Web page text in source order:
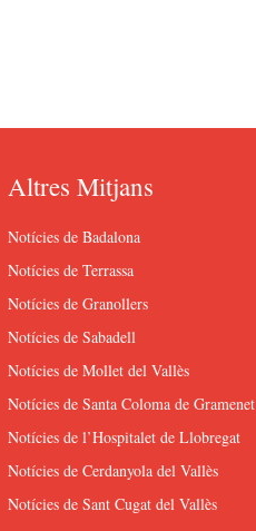
Altres Mitjans
Notícies de Badalona
Notícies de Terrassa
Notícies de Granollers
Notícies de Sabadell
Notícies de Mollet del Vallès
Notícies de Santa Coloma de Gramenet
Notícies de l’Hospitalet de Llobregat
Notícies de Cerdanyola del Vallès
Notícies de Sant Cugat del Vallès